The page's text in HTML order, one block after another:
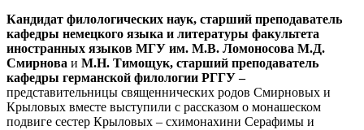
Кандидат филологических наук, старший преподаватель
кафедры немецкого языка и литературы факультета
иностранных языков МГУ им. М.В. Ломоносова М.Д.
Смирнова и М.Н. Тимощук, старший преподаватель
кафедры германской филологии РГГУ –
представительницы священнических родов Смирновых и
Крыловых вместе выступили с рассказом о монашеском
подвиге сестер Крыловых – схимонахини Серафимы и